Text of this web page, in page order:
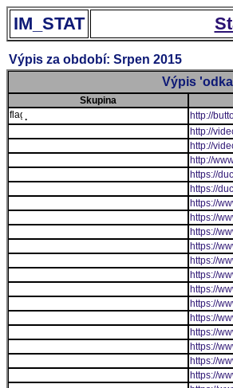
IM_STAT
Výpis za období: Srpen 2015
Výpis
Skupina
.
http://
http://
http://
http://
https://
https://
https://
https://
https://
https://
https://
https://
https://
https://
https://
https://
https://
https://
https://